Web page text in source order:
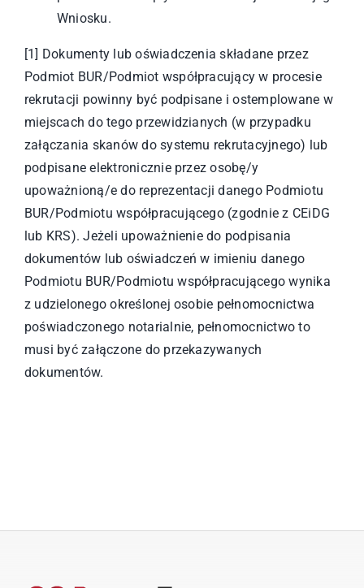
Wniosku.
[1] Dokumenty lub oświadczenia składane przez
Podmiot BUR/Podmiot współpracujący w procesie
rekrutacji powinny być podpisane i ostemplowane w
miejscach do tego przewidzianych (w przypadku
załączania skanów do systemu rekrutacyjnego) lub
podpisane elektronicznie przez osobę/y
upoważnioną/e do reprezentacji danego Podmiotu
BUR/Podmiotu współpracującego (zgodnie z CEiDG
lub KRS). Jeżeli upoważnienie do podpisania
dokumentów lub oświadczeń w imieniu danego
Podmiotu BUR/Podmiotu współpracującego wynika
z udzielonego określonej osobie pełnomocnictwa
poświadczonego notarialnie, pełnomocnictwo to
musi być załączone do przekazywanych
dokumentów.